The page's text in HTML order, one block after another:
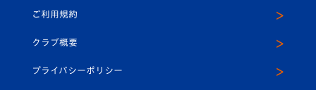
ヴィヴィくんインスタグラム
公式LINE＠
ご利用規約
クラブ概要
プライバシーポリシー